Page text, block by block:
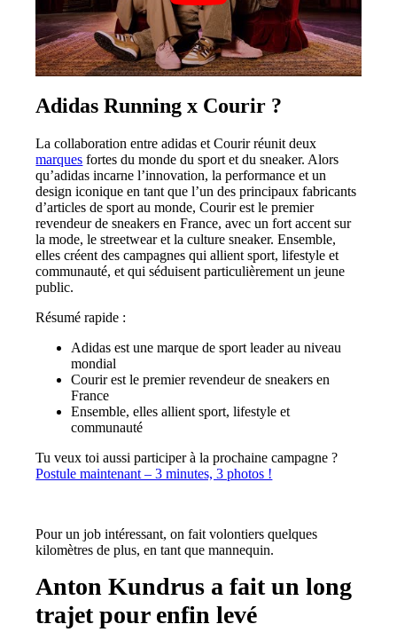
Adidas Running x Courir ?
La collaboration entre adidas et Courir réunit deux
marques fortes du monde du sport et du sneaker. Alors
qu’adidas incarne l’innovation, la performance et un
design iconique en tant que l’un des principaux fabricants
d’articles de sport au monde, Courir est le premier
revendeur de sneakers en France, avec un fort accent sur
la mode, le streetwear et la culture sneaker. Ensemble,
elles créent des campagnes qui allient sport, lifestyle et
communauté, et qui séduisent particulièrement un jeune
public.
Résumé rapide :
Adidas est une marque de sport leader au niveau
mondial
Courir est le premier revendeur de sneakers en
France
Ensemble, elles allient sport, lifestyle et
communauté
Tu veux toi aussi participer à la prochaine campagne ?
Postule maintenant – 3 minutes, 3 photos !
Pour un job intéressant, on fait volontiers quelques
kilomètres de plus, en tant que mannequin.
Anton Kundrus a fait un long
trajet pour enfin levé